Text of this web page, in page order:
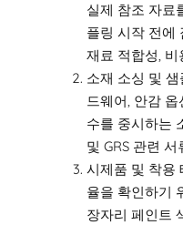
실제 참조 자료
플링 시작 전에
재료 적합성,
소재 소싱 및
드웨어, 안감
수를 중시하는
및 GRS 관련
시제품 및 착용
율을 확인하기
장자리 페인트